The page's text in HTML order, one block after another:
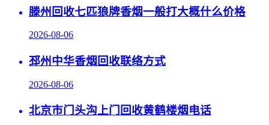
滕州回收七匹狼牌香烟一般打大概什么价格
2026-08-06
邳州中华香烟回收联络方式
2026-08-06
北京市门头沟上门回收黄鹤楼烟电话